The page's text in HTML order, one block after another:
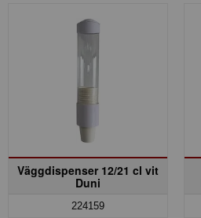
Väggdispenser 12/21 cl vit
Duni
224159